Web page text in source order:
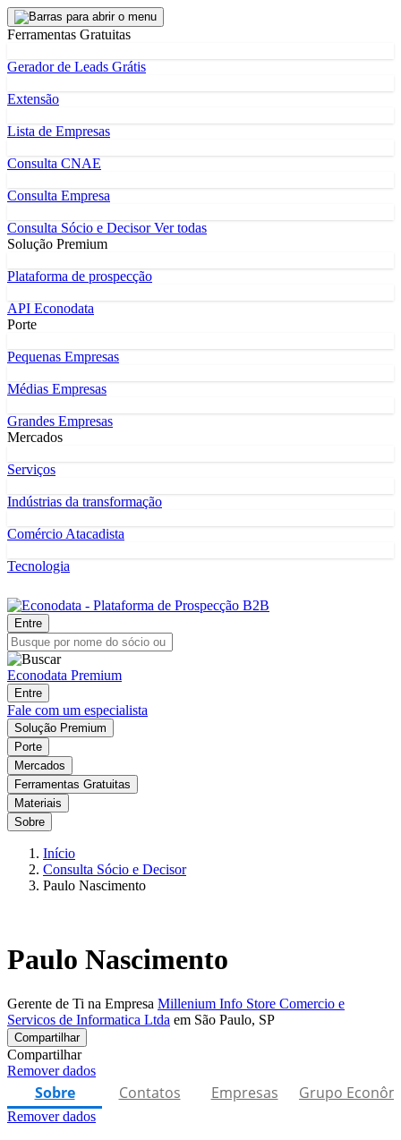
Ferramentas Gratuitas
Gerador de Leads Grátis
Extensão
Lista de Empresas
Consulta CNAE
Consulta Empresa
Consulta Sócio e DecisorVer todas
Solução Premium
Plataforma de prospecção
API Econodata
Porte
Pequenas Empresas
Médias Empresas
Grandes Empresas
Mercados
Serviços
Indústrias da transformação
Comércio Atacadista
Tecnologia
Entre
Econodata Premium
Entre
Fale com um especialista
Solução Premium
Porte
Mercados
Ferramentas Gratuitas
Materiais
Sobre
Início
Consulta Sócio e Decisor
Paulo Nascimento
Paulo Nascimento
Gerente de Ti na Empresa Millenium Info Store Comercio e
Servicos de Informatica Ltda em São Paulo, SP
Compartilhar
Compartilhar
Remover dados
Sobre Contatos Empresas Grupo
Remover dados